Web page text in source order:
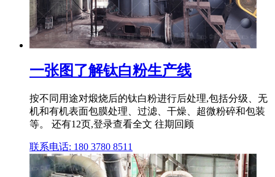
一张图了解钛白粉生产线
按不同用途对煅烧后的钛白粉进行后处理,包括分级、无
机和有机表面包膜处理、过滤、干燥、超微粉碎和包装
等。 还有12页,登录查看全文 往期回顾
联系电话: 180 3780 8511